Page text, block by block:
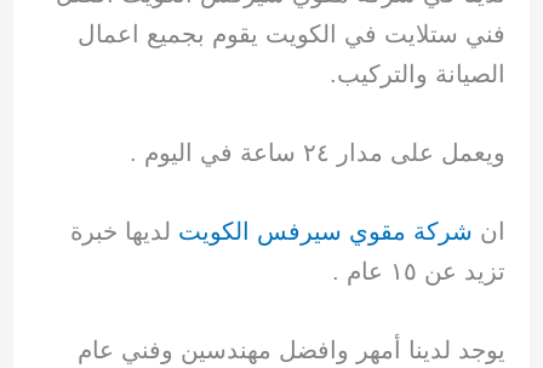
فني ستلايت في الكويت يقوم بجميع اعمال
الصيانة والتركيب.
ويعمل على مدار ٢٤ ساعة في اليوم .
ان شركة مقوي سيرفس الكويت لديها خبرة
تزيد عن ١٥ عام .
يوجد لدينا أمهر وافضل مهندسين وفني عام